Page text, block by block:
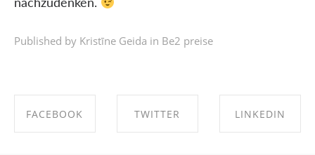
Published by Kristīne Geida in Be2 preise
FACEBOOK TWITTER LINKEDIN